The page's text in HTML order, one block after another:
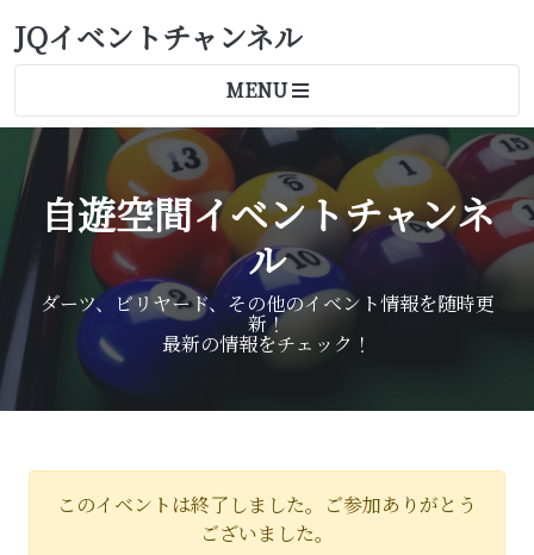
JQイベントチャンネル
MENU
自遊空間イベントチャンネ
ル
ダーツ、ビリヤード、その他のイベント情報を随時更
新！
最新の情報をチェック！
このイベントは終了しました。ご参加ありがとう
ございました。